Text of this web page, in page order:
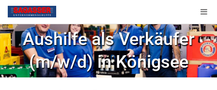
Aushilfe als Verkäufer
(m/w/d) in Königsee